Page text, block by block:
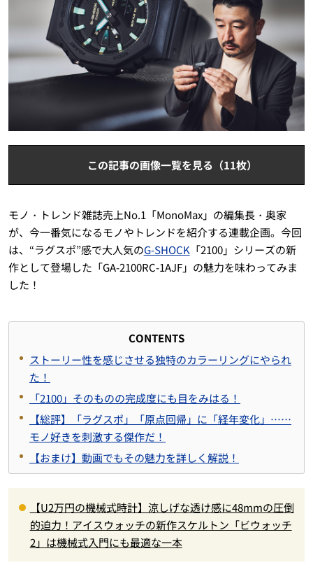
この記事の画像一覧を見る（11枚）
モノ・トレンド雑誌売上No.1「MonoMax」の編集長・奥家
が、今一番気になるモノやトレンドを紹介する連載企画。今回
は、“ラグスポ”感で大人気のG-SHOCK 「2100」シリーズの新
作として登場した「GA-2100RC-1AJF」の魅力を味わってみま
した！
CONTENTS
ストーリー性を感じさせる独特のカラーリングにやられ
た！
「2100」そのものの完成度にも目をみはる！
【総評】「ラグスポ」「原点回帰」に「経年変化」……
モノ好きを刺激する傑作だ！
【おまけ】動画でもその魅力を詳しく解説！
【U2万円の機械式時計】涼しげな透け感に48mmの圧倒
的迫力！アイスウォッチの新作スケルトン「ビウォッチ
2」は機械式入門にも最適な一本